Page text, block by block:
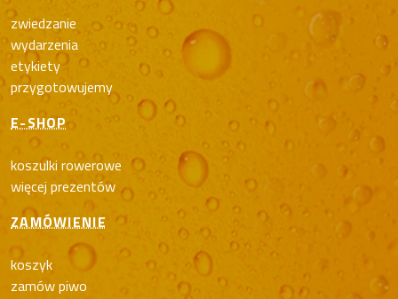
zwiedzanie
wydarzenia
etykiety
przygotowujemy
E-SHOP
koszulki rowerowe
więcej prezentów
ZAMÓWIENIE
koszyk
zamów piwo